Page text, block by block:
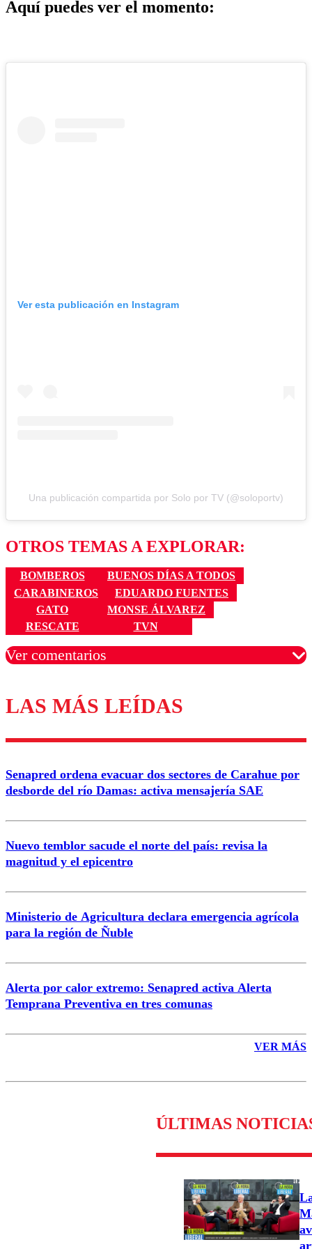
Aquí puedes ver el momento:
Ver esta publicación en Instagram
Una publicación compartida por Solo por TV (@soloportv)
OTROS TEMAS A EXPLORAR:
BOMBEROS
BUENOS DÍAS A TODOS
CARABINEROS
EDUARDO FUENTES
GATO
MONSE ÁLVAREZ
RESCATE
TVN
Ver comentarios
Los comentarios son moderados para garantizar un
diálogo respetuoso.
Nombre
Correo
LAS MÁS LEÍDAS
Senapred ordena evacuar dos sectores de Carahue por
desborde del río Damas: activa mensajería SAE
Nuevo temblor sacude el norte del país: revisa la
magnitud y el epicentro
Ministerio de Agricultura declara emergencia agrícola
para la región de Ñuble
Alerta por calor extremo: Senapred activa Alerta
Temprana Preventiva en tres comunas
VER MÁS
ÚLTIMAS